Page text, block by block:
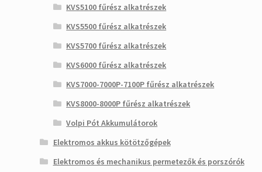
KVS5100 fűrész alkatrészek
KVS5500 fűrész alkatrészek
KVS5700 fűrész alkatrészek
KVS6000 fűrész alkatrészek
KVS7000-7000P-7100P fűrész alkatrészek
KVS8000-8000P fűrész alkatrészek
Volpi Pót Akkumulátorok
Elektromos akkus kötötzőgépek
Elektromos és mechanikus permetezők és porszórók